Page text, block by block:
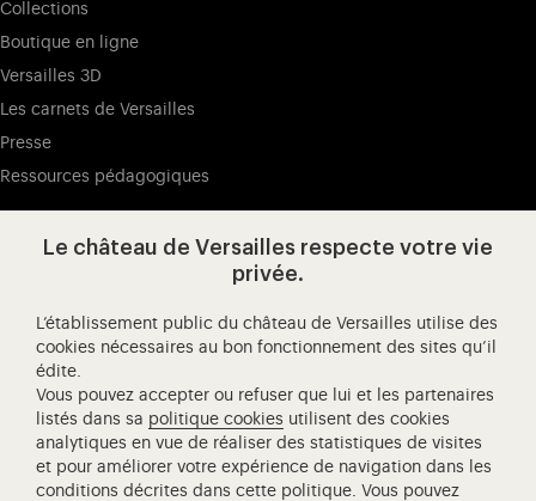
Collections
Boutique en ligne
Versailles 3D
Les carnets de Versailles
Presse
Ressources pédagogiques
Visitez notre Facebook (ouverture
Visitez notre X (ouverture dans un
Visitez notre Instagram
Visitez notre YouTube
L'Opéra royal de Versailles
Centre de recherche du château de Versailles
Centre de Musique Baroque de Versailles
Le château de Versailles respecte votre vie
privée.
L’établissement public du château de Versailles utilise des
cookies nécessaires au bon fonctionnement des sites qu’il
édite.
Vous pouvez accepter ou refuser que lui et les partenaires
listés dans sa politique cookies utilisent des cookies
analytiques en vue de réaliser des statistiques de visites
et pour améliorer votre expérience de navigation dans les
conditions décrites dans cette politique. Vous pouvez